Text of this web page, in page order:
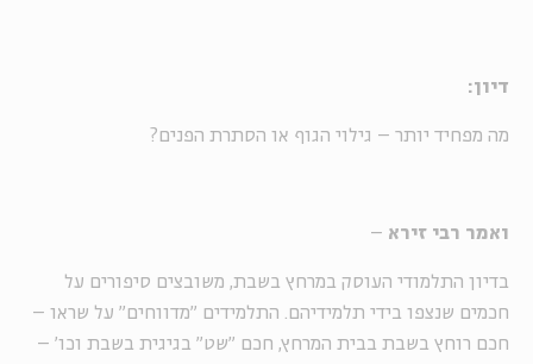
דיון:
מה מפחיד יותר – גילוי הגוף או הסתרת הפנים?
ואמר רבי זירא –
בדיון התלמודי העוסק במרחץ בשבת, משובצים סיפורים על
חכמים שנצפו בידי תלמידיהם. התלמידים "מדווחים" על שראו –
חכם רוחץ בשבת בבית המרחץ, חכם "שט" בגיגית בשבת וכו' –